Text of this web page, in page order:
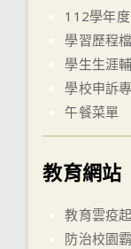
112學年
學習歷程
學生生涯
學校申訴
午餐菜單
教育網站
教育雲疫
防治校園